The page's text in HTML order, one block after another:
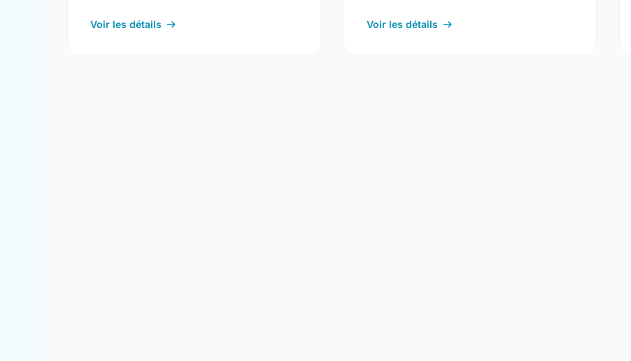
Voir les détails
more …
Voir les détails